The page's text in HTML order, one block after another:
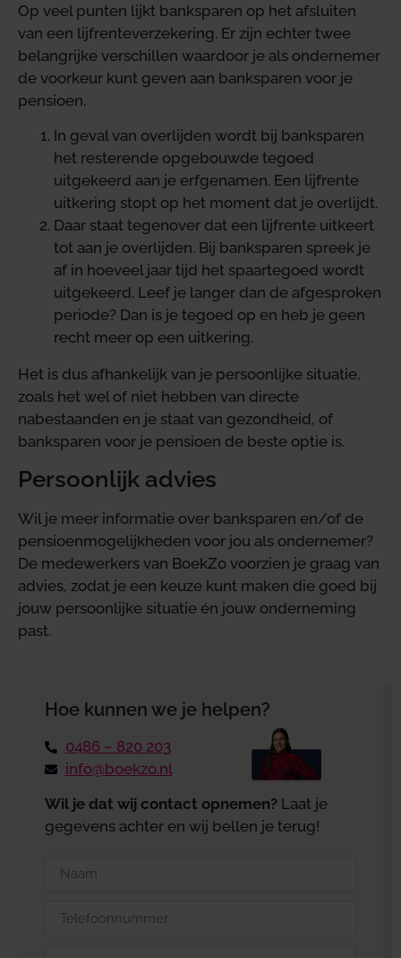
Op veel punten lijkt banksparen op het afsluiten
van een lijfrenteverzekering. Er zijn echter twee
belangrijke verschillen waardoor je als ondernemer
de voorkeur kunt geven aan banksparen voor je
pensioen.
In geval van overlijden wordt bij banksparen
het resterende opgebouwde tegoed
uitgekeerd aan je erfgenamen. Een lijfrente
uitkering stopt op het moment dat je overlijdt.
Daar staat tegenover dat een lijfrente uitkeert
tot aan je overlijden. Bij banksparen spreek je
af in hoeveel jaar tijd het spaartegoed wordt
uitgekeerd. Leef je langer dan de afgesproken
periode? Dan is je tegoed op en heb je geen
recht meer op een uitkering.
Het is dus afhankelijk van je persoonlijke situatie,
zoals het wel of niet hebben van directe
nabestaanden en je staat van gezondheid, of
banksparen voor je pensioen de beste optie is.
Persoonlijk advies
Wil je meer informatie over banksparen en/of de
pensioenmogelijkheden voor jou als ondernemer?
De medewerkers van BoekZo voorzien je graag van
advies, zodat je een keuze kunt maken die goed bij
jouw persoonlijke situatie én jouw onderneming
past.
Hoe kunnen we je helpen?
0486 – 820 203
info@boekzo.nl
Wil je dat wij contact opnemen? Laat je
gegevens achter en wij bellen je terug!